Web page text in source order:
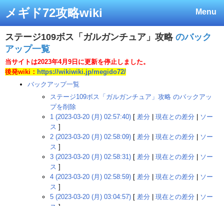
Menu
メギド72攻略wiki
ステージ109ボス「ガルガンチュア」攻略 のバック
アップ一覧
当サイトは2023年4月9日に更新を停止しました。
後発wiki： https://wikiwiki.jp/megido72/
バックアップ一覧
ステージ109ボス「ガルガンチュア」攻略 のバックアッ
プを削除
1 (2023-03-20 (月) 02:57:40) [ 差分 現在との差分
ソー
ス ]
2 (2023-03-20 (月) 02:58:09) [ 差分 現在との差分
ソー
ス ]
3 (2023-03-20 (月) 02:58:31) [ 差分 現在との差分
ソー
ス ]
4 (2023-03-20 (月) 02:58:59) [ 差分 現在との差分
ソー
ス ]
5 (2023-03-20 (月) 03:04:57) [ 差分 現在との差分
ソー